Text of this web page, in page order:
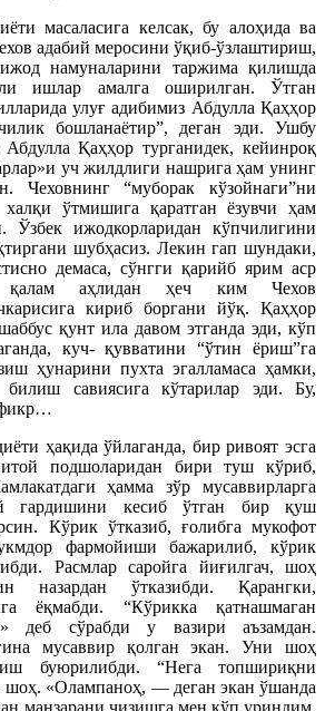
масаласига келсак, бу алоҳида ва
адабий меросини ўқиб-ўзлаштириш,
намуналарини таржима қилишда
ишлар амалга оширилган. Ўтган
улуғ адибимиз Абдулла Қаҳҳор
бошланаётир”, деган эди. Ушбу
Қаҳҳор турганидек, кейинроқ
уч жилдлиги нашрига ҳам унинг
Чеховнинг “муборак кўзойнаги”ни
ўтмишига қаратган ёзувчи ҳам
Ўзбек ижодкорларидан кўпчилигини
шубҳасиз. Лекин гап шундаки,
демаса, сўнгги қарийб ярим аср
қалам аҳлидан ҳеч ким Чехов
кириб боргани йўқ. Қаҳҳор
қунт ила давом этганда эди, кўп
куч- қувватини “ўтин ёриш”га
ҳунарини пухта эгалламаса ҳамки,
савиясига кўтарилар эди. Бу,
фикр…
ҳақида ўйлаганда, бир ривоят эсга
подшоларидан бири туш кўриб,
ҳамма зўр мусаввирларга
гардишини кесиб ўтган бир қуш
Кўрик ўтказиб, ғолибга мукофот
фармойиши бажарилиб, кўрик
Расмлар саройга йиғилгач, шоҳ
назардан ўтказибди. Қарангки,
ёқмабди. “Кўрикка қатнашмаган
деб сўрабди у вазири аъзамдан.
мусаввир қолган экан. Уни шоҳ
буюрилибди. “Нега топшириқни
шоҳ. «Олампаноҳ, — деган экан ўшанда
манзарани чизишга мен кўп уриндим.